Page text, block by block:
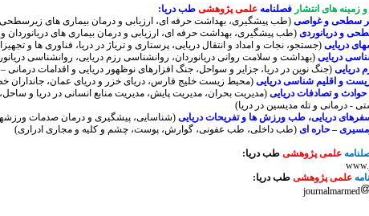
های انتشار فصلنامه علمی پژوهشی طب دریا:
سطحی و غواصی (طب پیشگیری، بهداشت حرفه ای، ارزیابی و درمان بیماری های زیرسطحی
و دریانوردی (طب پیشگیری، بهداشت حرفه ای، ارزیابی و درمان بیماری های دریانوردان
دریایی (جستجو، نجات و امداد و انتقال دریایی، پرستاری و تریاژ در دریا، فناوری ها و
دریایی (بهداشت و سلامت روانی دریانوردان، روانشناسی رزم دریایی، روانشناسی
دریایی (جنگ نوین در دریا، جزایر و سواحل، جنگ افزارهای نوظهور دریایی و اقدامات
و اقلیم شناسی دریایی (محیط زیست خلیج فارس، دریای خزر و دریای عمان، جانداران
حوادث و تصادفات دریایی (مدیریت بحران، مدیریت پایش، مدیریت منابع انسانی در دریا و
- درمانی و تله مدیسین در دریا)
دریایی، طب ورزش ها و تفریحات دریایی (شناسایی، پیشگیری و درمان صدمات
– حاره ای (طب داخلی، طب عفونی، گوارش، پوست، چشم و کلیه و مجاری ادراری)
علمی پژوهشی طب دریا:
علمی پژوهشی طب دریا:
journalmarmed